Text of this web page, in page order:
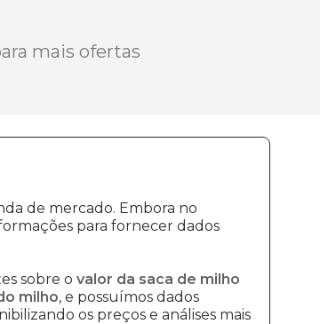
mais ofertas
de mercado. Embora no
para fornecer dados
sobre o valor da saca de milho
milho, e possuímos dados
os preços e análises mais